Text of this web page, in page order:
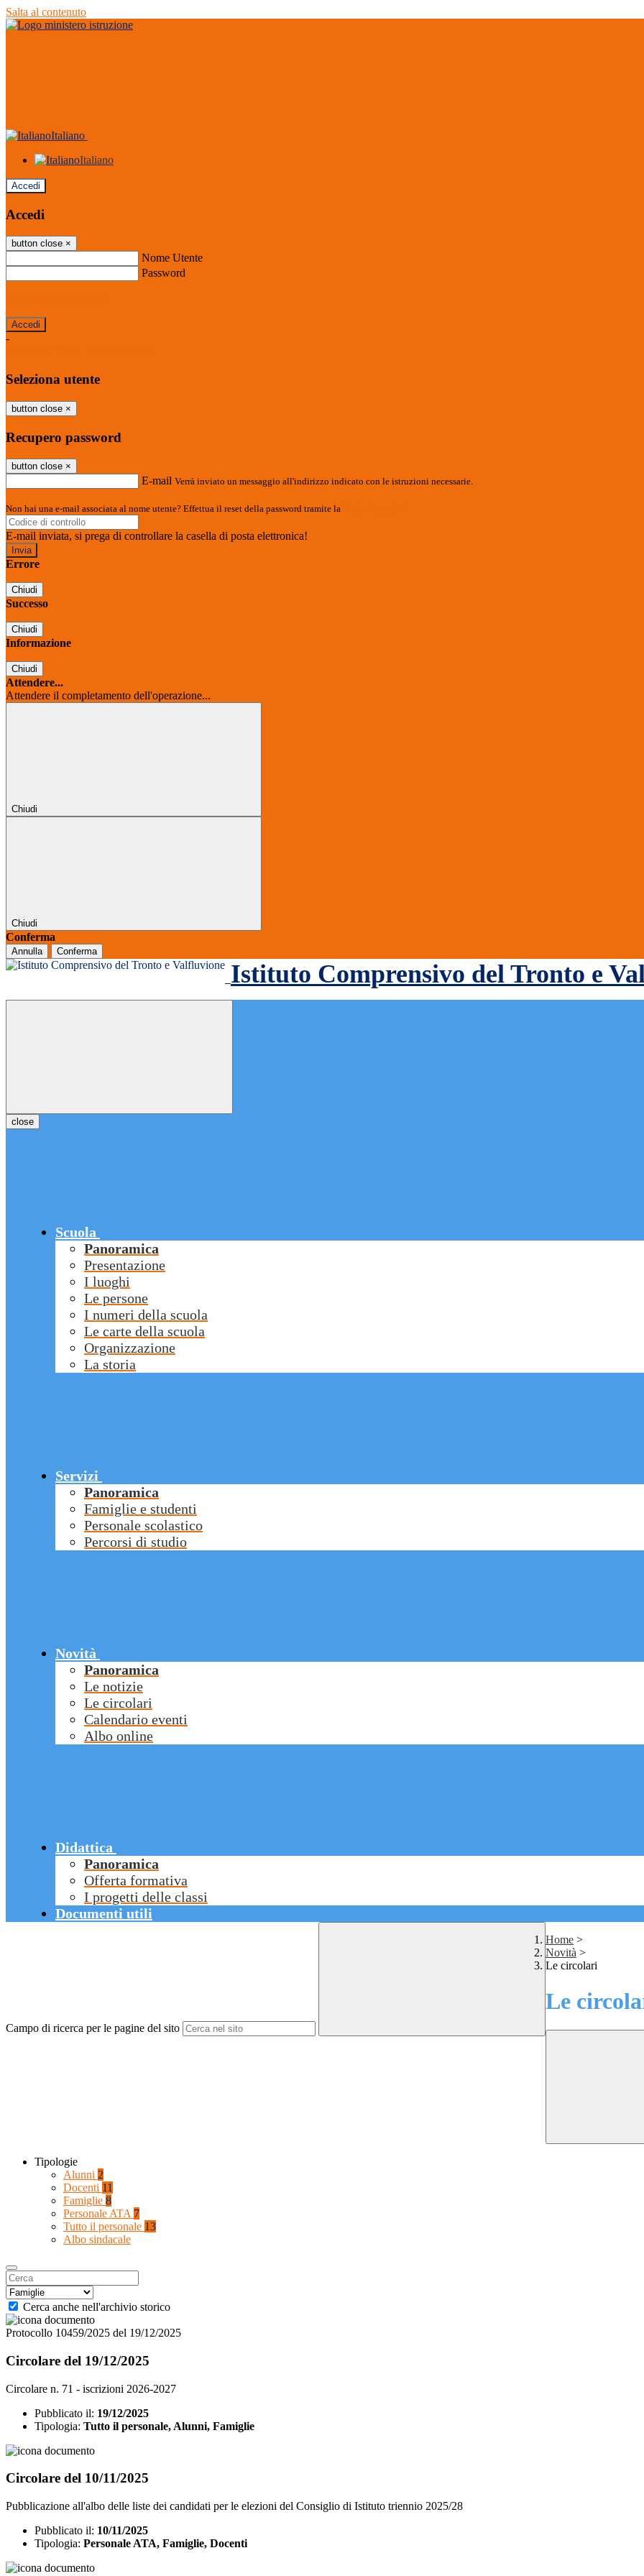
Salta al contenuto
Italiano
Italiano
Accedi
Accedi
button close ×
Nome Utente
Password
-
Seleziona utente
button close ×
Recupero password
button close ×
E-mail Verrà inviato un messaggio all'indirizzo indicato con le istruzioni necessarie.
Non hai una e-mail associata al nome utente? Effettua il reset della password tramite la
E-mail inviata, si prega di controllare la casella di posta elettronica!
Errore
Chiudi
Successo
Chiudi
Informazione
Chiudi
Attendere...
Attendere il completamento dell'operazione...
Chiudi
Chiudi
Conferma
Annulla Conferma
Istituto Comprensivo del Tronto e
close
Scuola
Panoramica
Presentazione
I luoghi
Le persone
I numeri della scuola
Le carte della scuola
Organizzazione
La storia
Servizi
Panoramica
Famiglie e studenti
Personale scolastico
Percorsi di studio
Novità
Panoramica
Le notizie
Le circolari
Calendario eventi
Albo online
Didattica
Panoramica
Offerta formativa
I progetti delle classi
Documenti utili
Campo di ricerca per le pagine del sito
Home >
Novità >
Le circolari
Le
Tipologie
Alunni 2
Docenti 11
Famiglie 8
Personale ATA 7
Tutto il personale 13
Albo sindacale
Cerca anche nell'archivio storico
Protocollo 10459/2025 del 19/12/2025
Circolare del 19/12/2025
Circolare n. 71 - iscrizioni 2026-2027
Pubblicato il: 19/12/2025
Tipologia: Tutto il personale, Alunni, Famiglie
Circolare del 10/11/2025
Pubblicazione all'albo delle liste dei candidati per le elezioni del Consiglio di Istituto triennio 2025/28
Pubblicato il: 10/11/2025
Tipologia: Personale ATA, Famiglie, Docenti